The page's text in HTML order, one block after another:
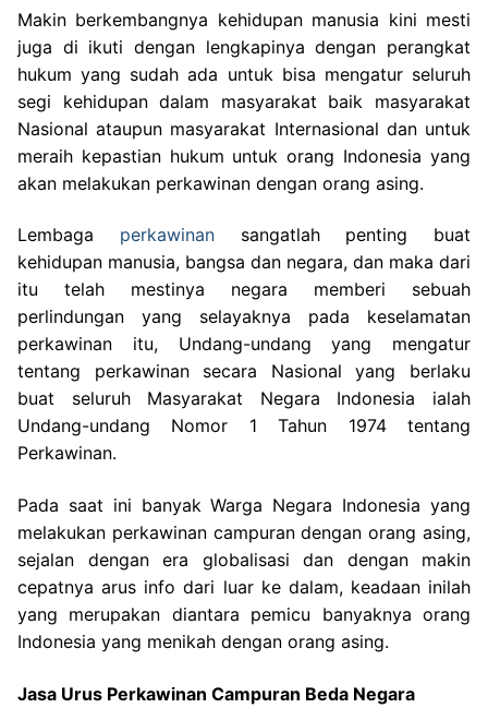
Makin berkembangnya kehidupan manusia kini mesti
juga di ikuti dengan lengkapinya dengan perangkat
hukum yang sudah ada untuk bisa mengatur seluruh
segi kehidupan dalam masyarakat baik masyarakat
Nasional ataupun masyarakat Internasional dan untuk
meraih kepastian hukum untuk orang Indonesia yang
akan melakukan perkawinan dengan orang asing.
Lembaga perkawinansangatlah penting buat
kehidupan manusia, bangsa dan negara, dan maka dari
itu telah mestinya negara memberi sebuah
perlindungan yang selayaknya pada keselamatan
perkawinan itu, Undang-undang yang mengatur
tentang perkawinan secara Nasional yang berlaku
buat seluruh Masyarakat Negara Indonesia ialah
Undang-undang Nomor 1 Tahun 1974 tentang
Perkawinan.
Pada saat ini banyak Warga Negara Indonesia yang
melakukan perkawinan campuran dengan orang asing,
sejalan dengan era globalisasi dan dengan makin
cepatnya arus info dari luar ke dalam, keadaan inilah
yang merupakan diantara pemicu banyaknya orang
Indonesia yang menikah dengan orang asing.
Jasa Urus Perkawinan Campuran Beda Negara